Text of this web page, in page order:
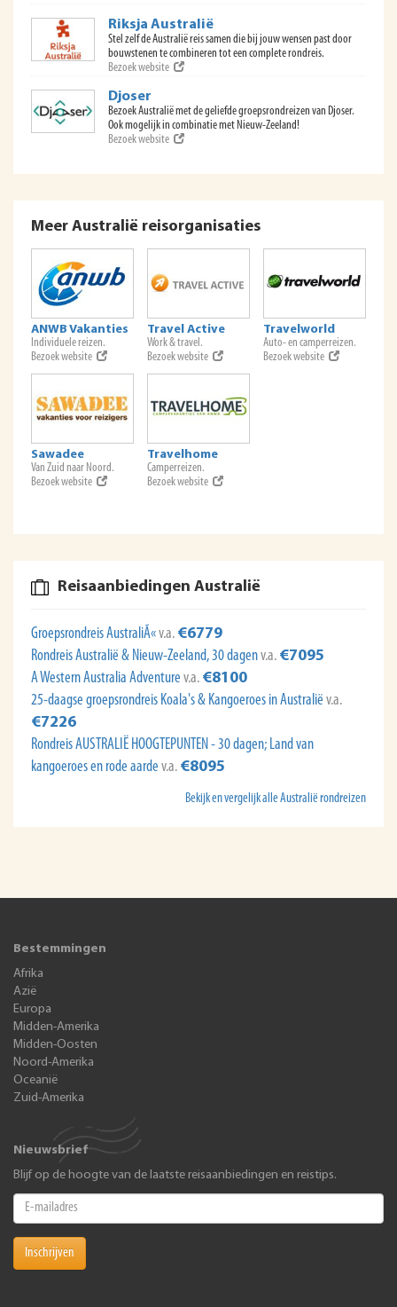
Riksja Australië
Stel zelf de Australië reis samen die bij jouw wensen past door
bouwstenen te combineren tot een complete rondreis.
Bezoek website
Djoser
Bezoek Australië met de geliefde groepsrondreizen van Djoser.
Ook mogelijk in combinatie met Nieuw-Zeeland!
Bezoek website
Meer Australië reisorganisaties
ANWB Vakanties
Individuele reizen.
Bezoek website
Travel Active
Work & travel.
Bezoek website
Travelworld
Auto- en camperreizen.
Bezoek website
Sawadee
Van Zuid naar Noord.
Bezoek website
Travelhome
Camperreizen.
Bezoek website
Reisaanbiedingen Australië
Groepsrondreis AustraliÃ«v.a. €6779
Rondreis Australië & Nieuw-Zeeland, 30 dagenv.a. €7095
A Western Australia Adventure v.a. €8100
25-daagse groepsrondreis Koala's & Kangoeroes in Australië v.a.
€7226
Rondreis AUSTRALIË HOOGTEPUNTEN - 30 dagen; Land van
kangoeroes en rode aarde v.a. €8095
Bekijk en vergelijk alle Australië rondreizen
Bestemmingen
Afrika
Azië
Europa
Midden-Amerika
Midden-Oosten
Noord-Amerika
Oceanië
Zuid-Amerika
Nieuwsbrief
Blijf op de hoogte van de laatste reisaanbiedingen en reistips.
Inschrijven